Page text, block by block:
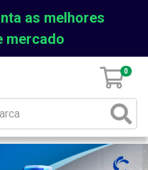
as melhores
mercado
0